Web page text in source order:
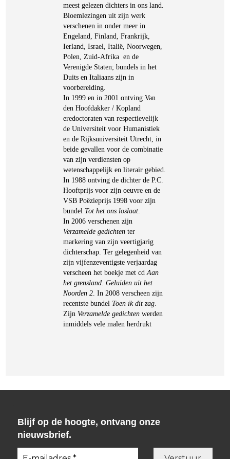
meest gelezen dichters in ons land.
Bloemlezingen uit zijn werk
verschenen in onder meer in
Engeland, Finland, Frankrijk,
Ierland, Israel, Italië, Noorwegen,
Polen, Zuid-Afrika en de
Verenigde Staten; bundels in het
Duits en Italiaans zijn in
voorbereiding.
In 1999 en in 2001 ontving Van
den Hoofdakker / Kopland
eredoctoraten van respectievelijk
de Universiteit voor Humanistiek
en de Rijksuniversiteit Utrecht, in
beide gevallen voor de combinatie
van zijn verdiensten op
wetenschappelijk en literair gebied.
In 1988 ontving de dichter de P.C.
Hooftprijs voor zijn oeuvre en de
VSB Poëzieprijs 1998 voor zijn
bundel Tot het ons loslaat
In 2006 verschenen zijn
Verzamelde gedichten ter
markering van zijn veertigjarig
dichterschap. Ter gelegenheid van
zijn vijfenzeventigste verjaardag
verscheen het boekje met cdAan
het grensland. Geluiden uit het
Noorden 2 . In 2008 verscheen zijn
recentste bundel Toen ik dit zag
Zijn Verzamelde gedichten werden
inmiddels vele malen herdrukt
Blijf op de hoogte, ontvang onze
nieuwsbrief.